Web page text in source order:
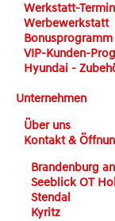
Werkstatt-Termin
Werbewerkstatt
Bonusprogramm
VIP-Kunden-
Hyundai -
Unternehmen
Über uns
Kontakt &
Brandenburg
Seeblick OT
Stendal
Kyritz